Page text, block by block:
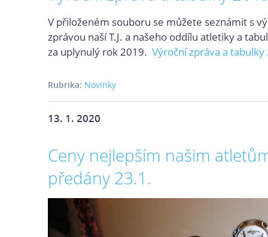
V přiloženém souboru se můžete seznámit s
zprávou naší T.J. a našeho oddílu atletiky a
za uplynulý rok 2019. Výroční zpráva a tabulky
Rubrika: Novinky
13. 1. 2020
Ceny nejlepším našim
předány 23.1.